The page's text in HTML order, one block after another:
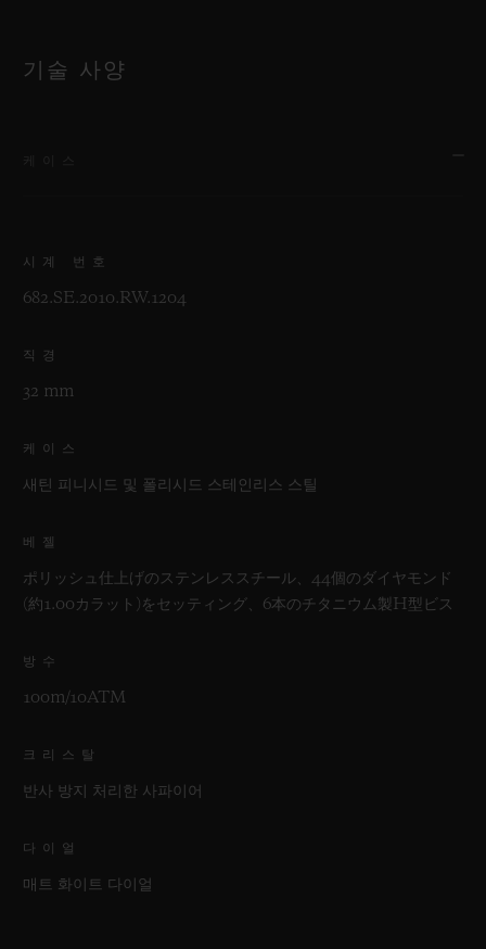
기술 사양
시계 번호
682.SE.2010.RW.1204
직경
32 mm
케이스
새틴 피니시드 및 폴리시드 스테인리스 스틸
베젤
ポリッシュ仕上げのステンレススチール、44個のダイヤモンド
(約1.00カラット)をセッティング、6本のチタニウム製H型ビス
방수
100m/10ATM
크리스탈
반사 방지 처리한 사파이어
다이얼
매트 화이트 다이얼